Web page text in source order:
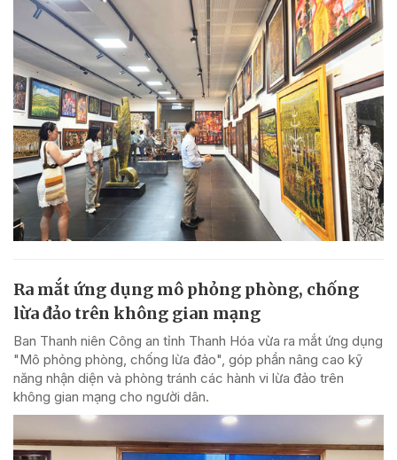
Ra mắt ứng dụng mô phỏng phòng, chống
lừa đảo trên không gian mạng
Ban Thanh niên Công an tỉnh Thanh Hóa vừa ra mắt ứng dụng
"Mô phỏng phòng, chống lừa đảo", góp phần nâng cao kỹ
năng nhận diện và phòng tránh các hành vi lừa đảo trên
không gian mạng cho người dân.